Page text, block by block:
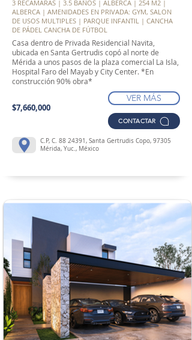
3 RECAMARAS | 3.5 BAÑOS | ALBERCA | 254 M2 |
ALBERCA | AMENIDADES EN PRIVADA: GYM, SALON
DE USOS MULTIPLES | PARQUE INFANTIL | CANCHA
DE PÁDEL CANCHA DE FÚTBOL
Casa dentro de Privada Residencial Navita,
ubicada en Santa Gertrudis copó al norte de
Mérida a unos pasos de la plaza comercial La Isla,
Hospital Faro del Mayab y City Center. *En
construcción 90% obra*
$7,660,000
VER MÁS
CONTACTAR
C.P, C. 88 24391, Santa Gertrudis Copo, 97305
Mérida, Yuc., México